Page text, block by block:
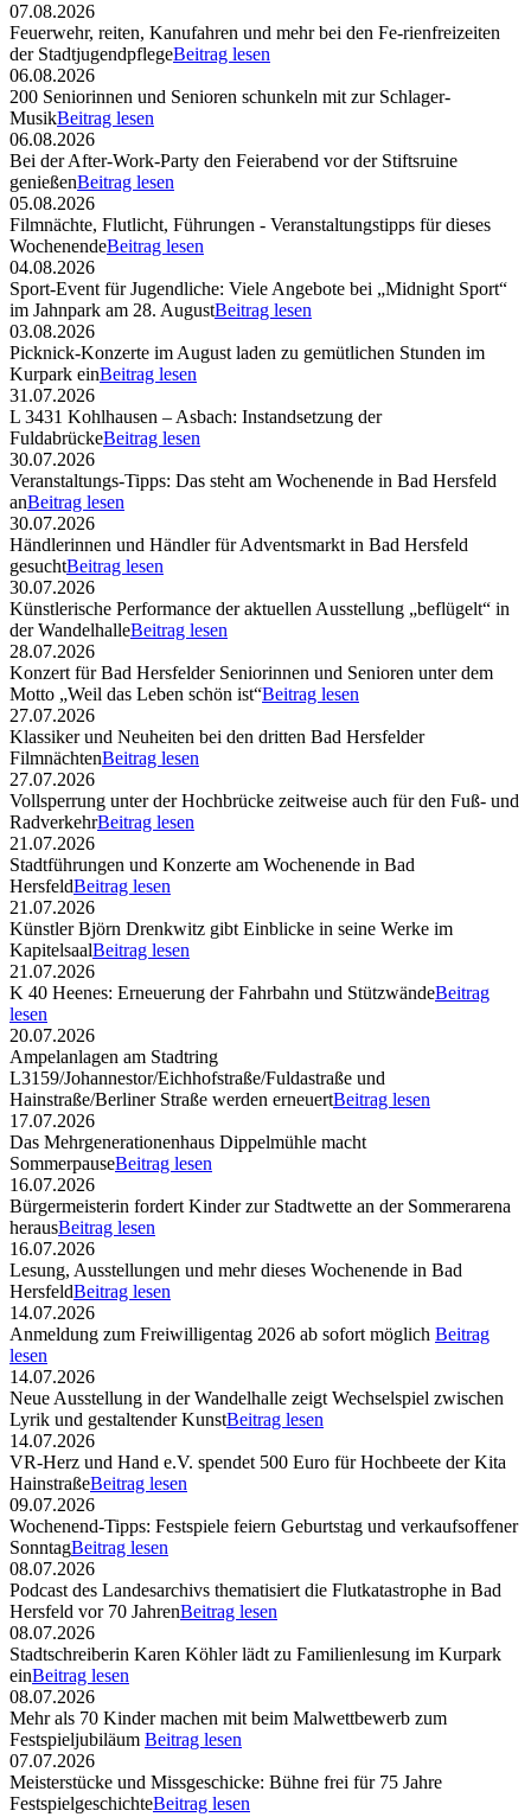
07.08.2026
Feuerwehr, reiten, Kanufahren und mehr bei den Fe-rienfreizeiten
der StadtjugendpflegeBeitrag lesen
06.08.2026
200 Seniorinnen und Senioren schunkeln mit zur Schlager-
MusikBeitrag lesen
06.08.2026
Bei der After-Work-Party den Feierabend vor der Stiftsruine
genießenBeitrag lesen
05.08.2026
Filmnächte, Flutlicht, Führungen - Veranstaltungstipps für dieses
WochenendeBeitrag lesen
04.08.2026
Sport-Event für Jugendliche: Viele Angebote bei „Midnight Sport“
im Jahnpark am 28. AugustBeitrag lesen
03.08.2026
Picknick-Konzerte im August laden zu gemütlichen Stunden im
Kurpark einBeitrag lesen
31.07.2026
L 3431 Kohlhausen – Asbach: Instandsetzung der
FuldabrückeBeitrag lesen
30.07.2026
Veranstaltungs-Tipps: Das steht am Wochenende in Bad Hersfeld
anBeitrag lesen
30.07.2026
Händlerinnen und Händler für Adventsmarkt in Bad Hersfeld
gesuchtBeitrag lesen
30.07.2026
Künstlerische Performance der aktuellen Ausstellung „beflügelt“ in
der WandelhalleBeitrag lesen
28.07.2026
Konzert für Bad Hersfelder Seniorinnen und Senioren unter dem
Motto „Weil das Leben schön ist“Beitrag lesen
27.07.2026
Klassiker und Neuheiten bei den dritten Bad Hersfelder
FilmnächtenBeitrag lesen
27.07.2026
Vollsperrung unter der Hochbrücke zeitweise auch für den Fuß- und
RadverkehrBeitrag lesen
21.07.2026
Stadtführungen und Konzerte am Wochenende in Bad
HersfeldBeitrag lesen
21.07.2026
Künstler Björn Drenkwitz gibt Einblicke in seine Werke im
KapitelsaalBeitrag lesen
21.07.2026
K 40 Heenes: Erneuerung der Fahrbahn und StützwändeBeitrag
lesen
20.07.2026
Ampelanlagen am Stadtring
L3159/Johannestor/Eichhofstraße/Fuldastraße und
Hainstraße/Berliner Straße werden erneuertBeitrag lesen
17.07.2026
Das Mehrgenerationenhaus Dippelmühle macht
SommerpauseBeitrag lesen
16.07.2026
Bürgermeisterin fordert Kinder zur Stadtwette an der Sommerarena
herausBeitrag lesen
16.07.2026
Lesung, Ausstellungen und mehr dieses Wochenende in Bad
HersfeldBeitrag lesen
14.07.2026
Anmeldung zum Freiwilligentag 2026 ab sofort möglich Beitrag
lesen
14.07.2026
Neue Ausstellung in der Wandelhalle zeigt Wechselspiel zwischen
Lyrik und gestaltender KunstBeitrag lesen
14.07.2026
VR-Herz und Hand e.V. spendet 500 Euro für Hochbeete der Kita
HainstraßeBeitrag lesen
09.07.2026
Wochenend-Tipps: Festspiele feiern Geburtstag und verkaufsoffener
SonntagBeitrag lesen
08.07.2026
Podcast des Landesarchivs thematisiert die Flutkatastrophe in Bad
Hersfeld vor 70 JahrenBeitrag lesen
08.07.2026
Stadtschreiberin Karen Köhler lädt zu Familienlesung im Kurpark
einBeitrag lesen
08.07.2026
Mehr als 70 Kinder machen mit beim Malwettbewerb zum
Festspieljubiläum Beitrag lesen
07.07.2026
Meisterstücke und Missgeschicke: Bühne frei für 75 Jahre
FestspielgeschichteBeitrag lesen